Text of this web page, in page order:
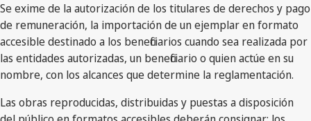
Se exime de la autorización de los titulares de derechos y pago
de remuneración, la importación de un ejemplar en formato
accesible destinado a los beneficiarios cuando sea realizada por
las entidades autorizadas, un beneficiario o quien actúe en su
nombre, con los alcances que determine la reglamentación.
Las obras reproducidas, distribuidas y puestas a disposición